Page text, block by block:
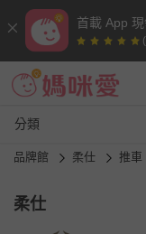
首載 App
分類
品牌館 柔仕 推車
柔仕